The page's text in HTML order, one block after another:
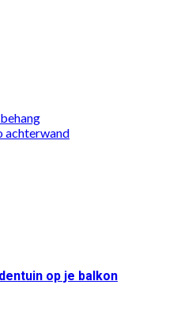
achterwand
op je balkon